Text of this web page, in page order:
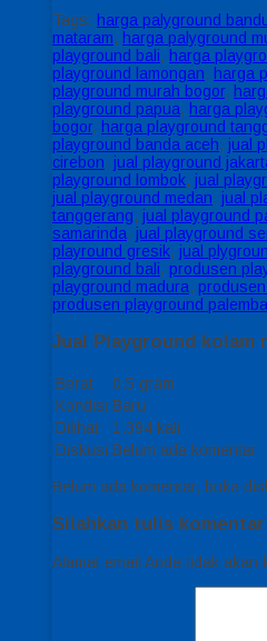
Tags: harga palyground
mataram, harga palyground
playground bali, harga
playground lamongan, harga
playground murah bogor,
playground papua, harga
bogor, harga playground
playground banda aceh, jual
cirebon, jual playground
playground lombok, jual
jual playground medan, jual
tanggerang, jual playground
samarinda, jual playground
playround gresik, jual
playground bali, produsen
playground madura,
produsen playground
Jual Playground kolam
Berat
0.5 gram
Kondisi Baru
Dilihat
1.394 kali
Diskusi Belum ada komentar
Belum ada komentar, buka
Silahkan tulis komentar
Alamat email Anda tidak